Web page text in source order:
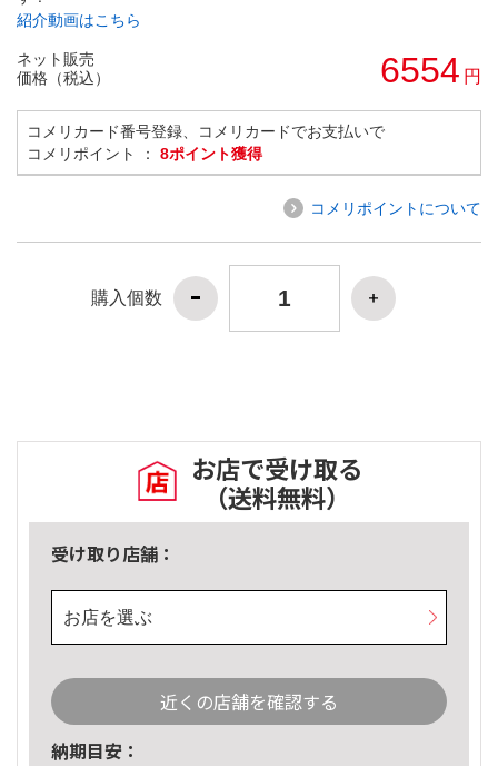
紹介動画はこちら
ネット販売
価格（税込）
6554 円
コメリカード番号登録、コメリカードでお支払いで
コメリポイント ： 8ポイント獲得
コメリポイントについて
購入個数
お店で受け取る
（送料無料）
受け取り店舗：
お店を選ぶ
近くの店舗を確認する
納期目安：